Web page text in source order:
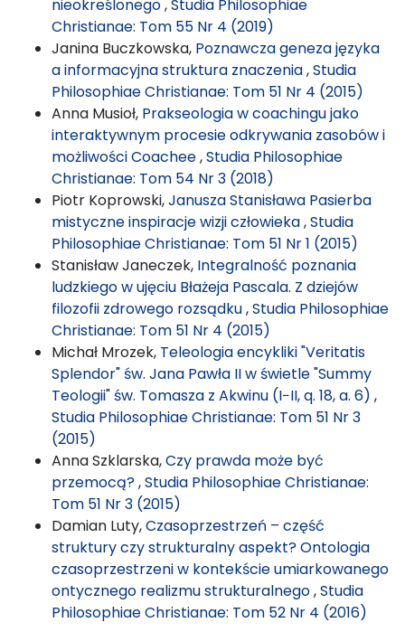
nieokreślonego,Studia Philosophiae
Christianae: Tom 55 Nr 4 (2019)
Janina Buczkowska, Poznawcza geneza języka
a informacyjna struktura znaczenia,Studia
Philosophiae Christianae: Tom 51 Nr 4 (2015)
Anna Musioł, Prakseologia w coachingu jako
interaktywnym procesie odkrywania zasobów i
możliwości Coachee,Studia Philosophiae
Christianae: Tom 54 Nr 3 (2018)
Piotr Koprowski,Janusza Stanisława Pasierba
mistyczne inspiracje wizji człowieka,Studia
Philosophiae Christianae: Tom 51 Nr 1 (2015)
Stanisław Janeczek, Integralność poznania
ludzkiego w ujęciu Błażeja Pascala. Z dziejów
filozofii zdrowego rozsądku,Studia Philosophiae
Christianae: Tom 51 Nr 4 (2015)
Michał Mrozek, Teleologia encykliki "Veritatis
Splendor" św. Jana Pawła II w świetle "Summy
Teologii" św. Tomasza z Akwinu (I−II, q. 18, a. 6) ,
Studia Philosophiae Christianae: Tom 51 Nr 3
(2015)
Anna Szklarska,Czy prawda może być
przemocą?,Studia Philosophiae Christianae:
Tom 51 Nr 3 (2015)
Damian Luty,Czasoprzestrzeń – część
struktury czy strukturalny aspekt? Ontologia
czasoprzestrzeni w kontekście umiarkowanego
ontycznego realizmu strukturalnego,Studia
Philosophiae Christianae: Tom 52 Nr 4 (2016)